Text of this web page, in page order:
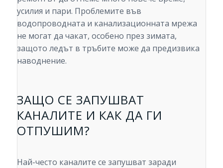
усилия и пари. Проблемите във
водопроводната и канализационната мрежа
не могат да чакат, особено през зимата,
защото ледът в тръбите може да предизвика
наводнение.
ЗАЩО СЕ ЗАПУШВАТ
КАНАЛИТЕ И КАК ДА ГИ
ОТПУШИМ?
Най-често каналите се запушват заради